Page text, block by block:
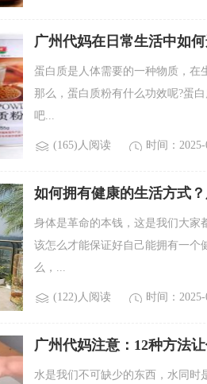
广州代妈在日常生活中如
蛋白质是人体需要的一种物质，在
那么，蛋白质粉有什么功效呢?蛋
吧...
(165)人阅读 时间：
如何拥有健康的生活方式
身体是革命的本钱，这是我们大家
该怎么才能保证好自己能拥有一个
么，...
(122)人阅读 时间：
广州代妈注意：12种方法
水是我们不可缺少的东西，水同时